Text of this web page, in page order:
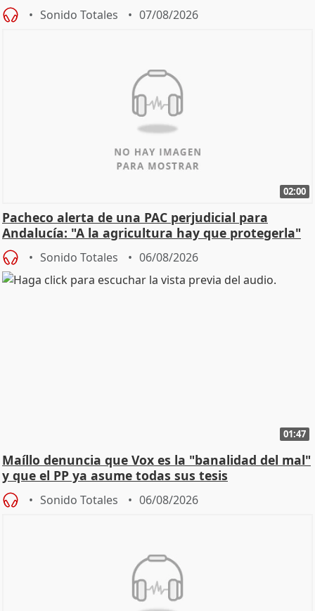
Sonido Totales 07/08/2026
02:00
Pacheco alerta de una PAC perjudicial para
Andalucía: "A la agricultura hay que protegerla"
Sonido Totales 06/08/2026
01:47
Maíllo denuncia que Vox es la "banalidad del mal"
y que el PP ya asume todas sus tesis
Sonido Totales 06/08/2026